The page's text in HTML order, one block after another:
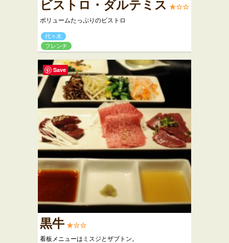
ビストロ・ダルテミス ★☆☆
ボリュームたっぷりのビストロ
代々木
フレンチ
黒牛 ★☆☆
看板メニューはミスジとザブトン。
Save